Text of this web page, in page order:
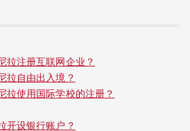
拉注册互联网企业？
拉自由出入境？
拉使用国际学校的注册？
开设银行账户？